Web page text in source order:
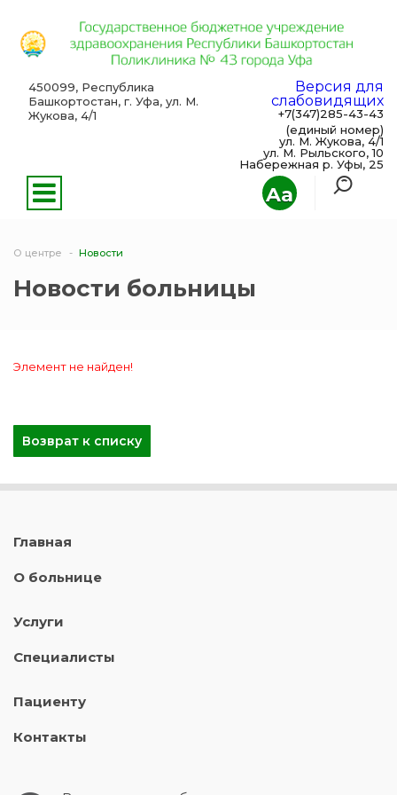
Aa
450099, Республика
Башкортостан, г. Уфа, ул. М.
Жукова, 4/1
Версия для
слабовидящих
+7(347)285-43-43
(единый номер)
ул. М. Жукова, 4/1
ул. М. Рыльского, 10
Набережная р. Уфы, 25
О центре Новости
Новости больницы
Элемент не найден!
Возврат к списку
Главная
О больнице
Услуги
Специалисты
Пациенту
Контакты